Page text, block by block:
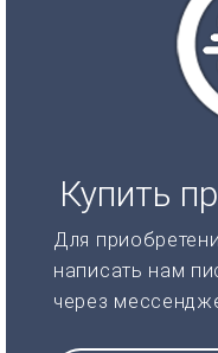
Купить
Для
написать нам
через